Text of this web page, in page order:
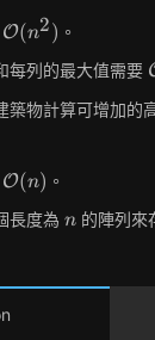
\mathcal{O}
O(n2) 。
每列的最大值需要
築物計算可增加的
\mathcal{O}
(n)
O(n) 。
長度為 n
n 的陣列來